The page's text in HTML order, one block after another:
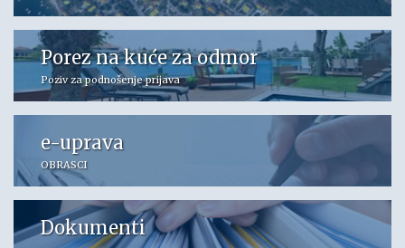
Porez na kuće za odmor
Poziv za podnošenje prijava
e-uprava
OBRASCI
Dokumenti